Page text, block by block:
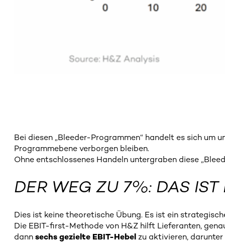
Bei diesen „Bleeder-Programmen“ handelt es sich um
Programmebene verborgen bleiben.
Ohne entschlossenes Handeln untergraben diese
DER WEG ZU 7%: DAS
Dies ist keine theoretische Übung. Es ist ein
Die EBIT-first-Methode von H&Z hilft Lieferanten,
dann sechs gezielte EBIT-Hebel zu aktivieren, darunter